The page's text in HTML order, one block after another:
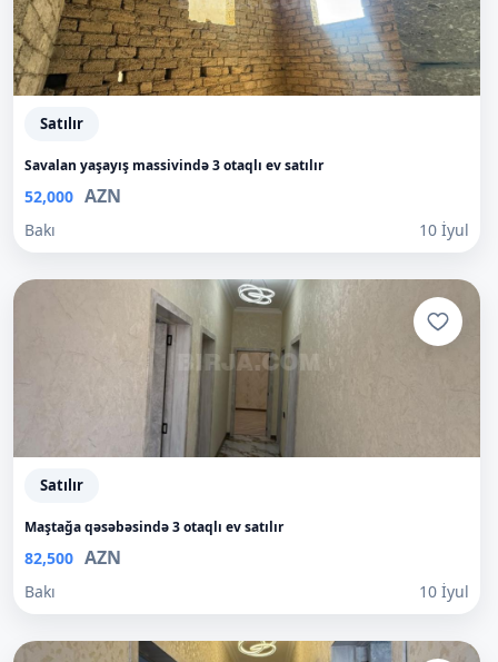
Satılır
Savalan yaşayış massivində 3 otaqlı ev satılır
52,000 AZN
Bakı 10 İyul
Satılır
Maştağa qəsəbəsində 3 otaqlı ev satılır
82,500 AZN
Bakı 10 İyul